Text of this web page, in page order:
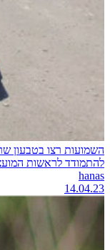
השמועות רצו בטבעון
להתמודד לראשות
hanas
14.04.23